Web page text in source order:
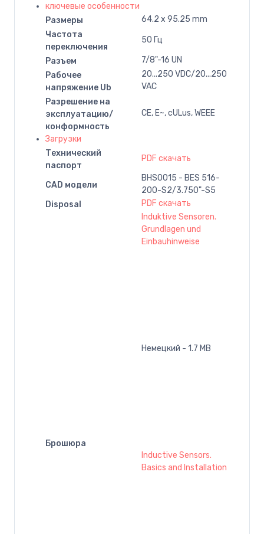
ключевые особенности
Размеры
64.2 x 95.25 mm
Частота
переключения
50 Гц
Разъем
7/8"-16 UN
Рабочее
напряжение Ub
20...250 VDC/20...250
VAC
Разрешение на
эксплуатацию/
конформность
CE, E~, cULus, WEEE
Загрузки
Технический
паспорт
PDF скачать
CAD модели
BHS0015 - BES 516-
200-S2/3.750"-S5
Disposal
PDF скачать
Брошюра
Induktive Sensoren.
Grundlagen und
Einbauhinweise
Немецкий - 1.7 MB
Inductive Sensors.
Basics and Installation